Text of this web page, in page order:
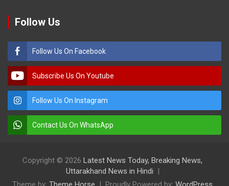
Follow Us
Follow Us On Facebook
Subscribe Us On Youtube
Follow Us On Instagram
Contact Us On WhatsApp
Copyright © 2026 Latest News Today, Breaking News,
Uttarakhand News in Hindi